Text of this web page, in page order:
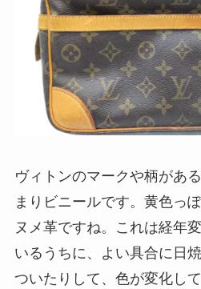
ヴィトンのマークや柄があ
まりビニールです。黄色っ
ヌメ革ですね。これは経年
いるうちに、よい具合に日
ついたりして、色が変化し